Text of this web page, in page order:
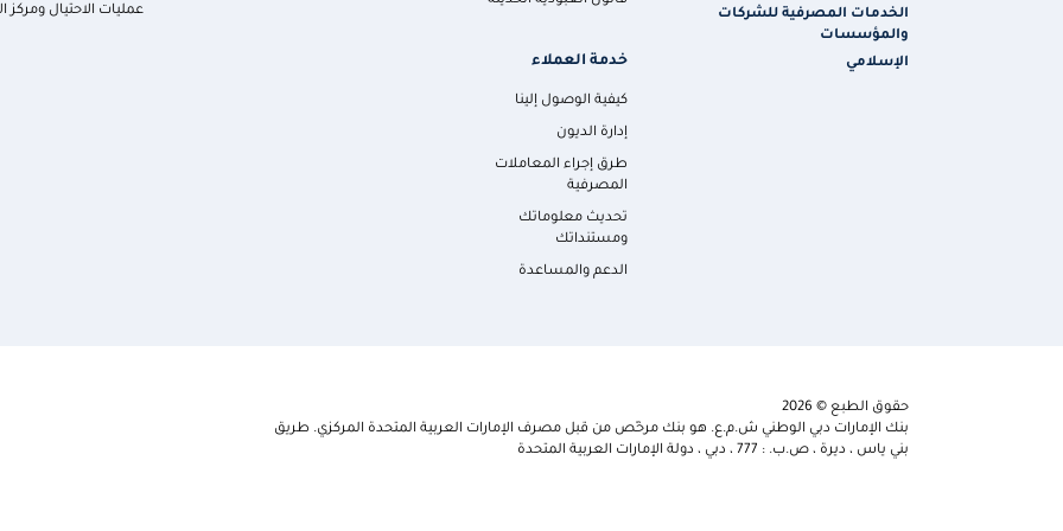
الخدمات المصرفية للشركات
والمؤسسات
الإسلامي
عمليات الاحتيال ومركز
خدمة العملاء
كيفية الوصول إلينا
إدارة الديون
طرق إجراء المعاملات
المصرفية
تحديث معلوماتك
ومستنداتك
الدعم والمساعدة
حقوق الطبع © 2026
بنك الإمارات دبي الوطني ش.م.ع. هو بنك مرخّص من قبل مصرف الإمارات العربية المتحدة المركزي. طريق
بني ياس ، ديرة ، ص.ب. : 777 ، دبي ، دولة الإمارات العربية المتحدة